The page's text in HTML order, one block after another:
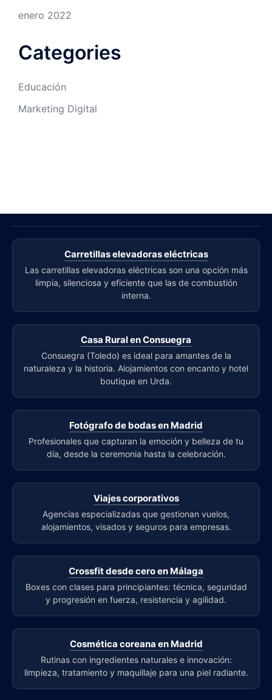
enero 2022
Categories
Educación
Marketing Digital
Carretillas elevadoras eléctricas
Las carretillas elevadoras eléctricas son una opción más
limpia, silenciosa y eficiente que las de combustión
interna.
Casa Rural en Consuegra
Consuegra (Toledo) es ideal para amantes de la
naturaleza y la historia. Alojamientos con encanto y hotel
boutique en Urda.
Fotógrafo de bodas en Madrid
Profesionales que capturan la emoción y belleza de tu
día, desde la ceremonia hasta la celebración.
Viajes corporativos
Agencias especializadas que gestionan vuelos,
alojamientos, visados y seguros para empresas.
Crossfit desde cero en Málaga
Boxes con clases para principiantes: técnica, seguridad
y progresión en fuerza, resistencia y agilidad.
Cosmética coreana en Madrid
Rutinas con ingredientes naturales e innovación:
limpieza, tratamiento y maquillaje para una piel radiante.